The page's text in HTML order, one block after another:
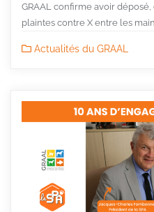
GRAAL confirme avoir
plaintes contre X entre les
Actualités du GRAAL